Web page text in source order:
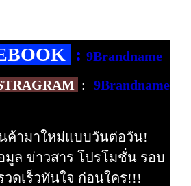
: 9Brandname
: 9Brandname
ค้ามาใหม่แบบวันต่อวัน!
ล ข่าวสาร โปรโมชั่น รอบ
ดเร็วทันใจ ก่อนใคร!!!